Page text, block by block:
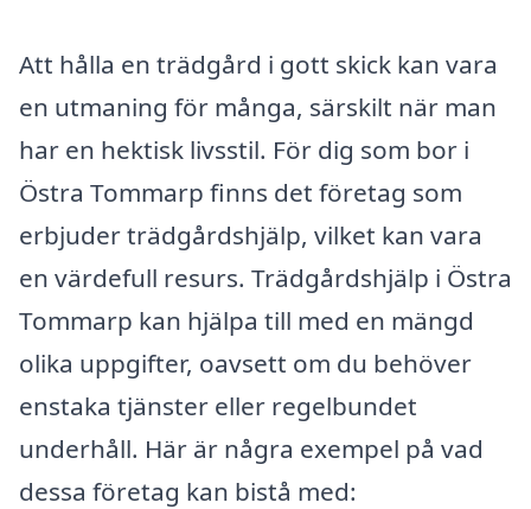
Att hålla en trädgård i gott skick kan vara
en utmaning för många, särskilt när man
har en hektisk livsstil. För dig som bor i
Östra Tommarp finns det företag som
erbjuder trädgårdshjälp, vilket kan vara
en värdefull resurs. Trädgårdshjälp i Östra
Tommarp kan hjälpa till med en mängd
olika uppgifter, oavsett om du behöver
enstaka tjänster eller regelbundet
underhåll. Här är några exempel på vad
dessa företag kan bistå med: